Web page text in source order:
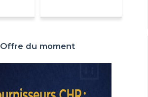
Offre du moment